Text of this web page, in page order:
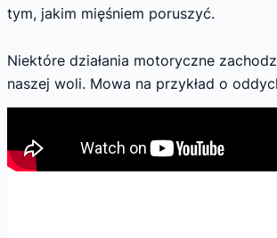
tym, jakim mięśniem poruszyć.
Niektóre działania motoryczne
naszej woli. Mowa na przykład o